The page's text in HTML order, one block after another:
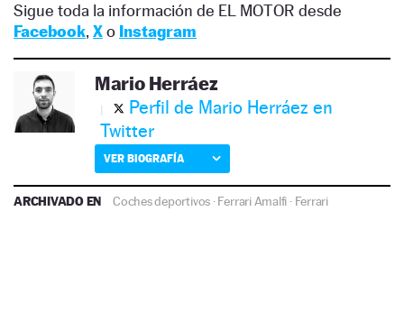
Sigue toda la información de EL MOTOR desde
Facebook, Xo Instagram
Mario Herráez
Perfil de Mario Herráez en
Twitter
VER BIOGRAFÍA
ARCHIVADO EN Coches deportivos ·Ferrari Amalfi · Ferrari